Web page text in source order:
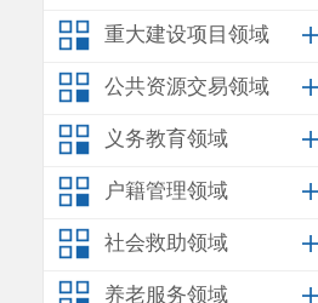
重大建设项目领域
公共资源交易领域
义务教育领域
户籍管理领域
社会救助领域
养老服务领域